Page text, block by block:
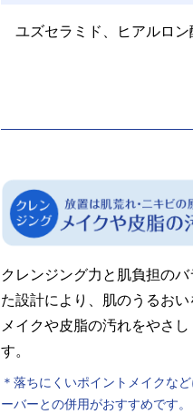
ユズセラミド、ヒアルロ
クレンジング力と肌負担のバ
た設計により、肌のうるお
メイクや皮脂の汚れをやさし
す。
＊落ちにくいポイントメイクな
ーバーとの併用がおすすめです。